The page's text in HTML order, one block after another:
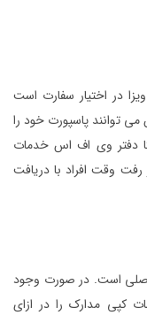
در اختیار سفارت است
توانند پاسپورت خود را
دفتر وی اف اس خدمات
وقت افراد با دریافت
است. در صورت وجود
کپی مدارک را در ازای